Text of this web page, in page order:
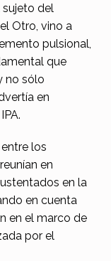
sujeto del
Otro, vino a
pulsional,
que
no sólo
en
los
en
en la
en cuenta
en el marco de
por el